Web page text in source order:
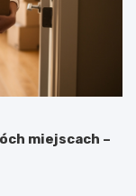
miejscach –